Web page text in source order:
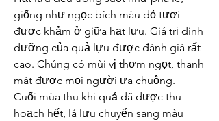
giống như ngọc bích màu đỏ tươi
được khảm ở giữa hạt lựu. Giá trị dinh
dưỡng của quả lựu được đánh giá rất
cao. Chúng có mùi vị thơm ngọt, thanh
mát được mọi người ưa chuộng.
Cuối mùa thu khi quả đã được thu
hoạch hết, lá lựu chuyển sang màu